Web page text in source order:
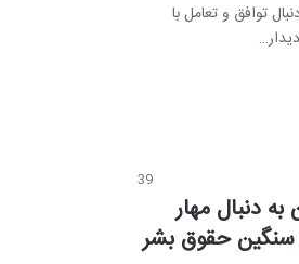
توافق و تعامل با
39
دنبال مهار
سنگین حقوق بشر